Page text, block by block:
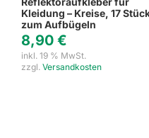
Kleidung – Kreise, 17
zum Aufbügeln
8,90 €
inkl. 19 % MwSt.
zzgl. Versandkosten